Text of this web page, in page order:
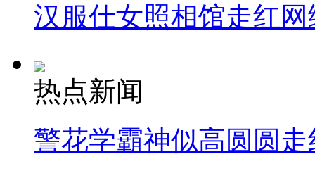
汉服仕女照相馆走红网
热点新闻
警花学霸神似高圆圆走